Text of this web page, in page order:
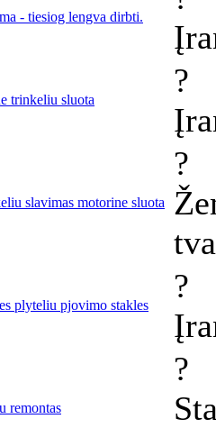
- tiesiog lengva dirbti.
trinkeliu sluota
?
slavimas motorine sluota
?
plyteliu pjovimo stakles
?
remontas
?